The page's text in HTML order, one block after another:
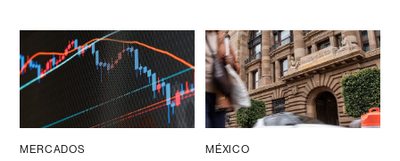
MERCADOS MÉXICO